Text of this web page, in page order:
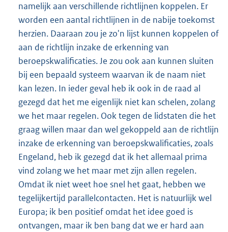
namelijk aan verschillende richtlijnen koppelen. Er
worden een aantal richtlijnen in de nabije toekomst
herzien. Daaraan zou je zo'n lijst kunnen koppelen of
aan de richtlijn inzake de erkenning van
beroepskwalificaties. Je zou ook aan kunnen sluiten
bij een bepaald systeem waarvan ik de naam niet
kan lezen. In ieder geval heb ik ook in de raad al
gezegd dat het me eigenlijk niet kan schelen, zolang
we het maar regelen. Ook tegen de lidstaten die het
graag willen maar dan wel gekoppeld aan de richtlijn
inzake de erkenning van beroepskwalificaties, zoals
Engeland, heb ik gezegd dat ik het allemaal prima
vind zolang we het maar met zijn allen regelen.
Omdat ik niet weet hoe snel het gaat, hebben we
tegelijkertijd parallelcontacten. Het is natuurlijk wel
Europa; ik ben positief omdat het idee goed is
ontvangen, maar ik ben bang dat we er hard aan